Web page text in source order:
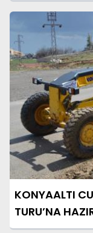
KONYAALTI
TURU’NA